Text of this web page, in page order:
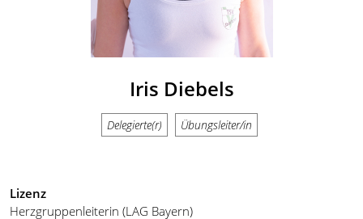
Iris Diebels
Delegierte(r) Übungsleiter/in
Lizenz
Herzgruppenleiterin (LAG Bayern)